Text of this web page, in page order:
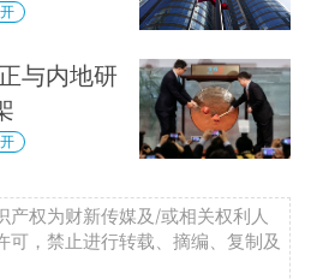
与内地研
产权为财新传媒及/或相关权利人
可，禁止进行转载、摘编、复制及